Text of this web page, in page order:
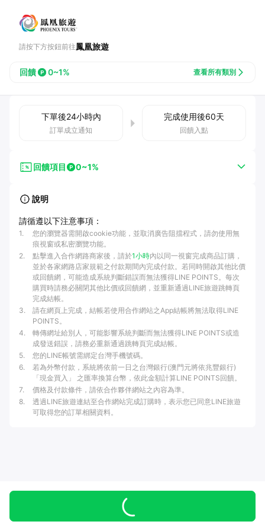
請按下方按鈕前往鳳凰旅遊
回饋 0~1% 查看所有類別
下單後24小時內
訂單成立通知
完成使用後60天
回饋入點
回饋項目 0~1%
說明
請循遵以下注意事項：
1.
您的瀏覽器需開啟cookie功能，並取消廣告阻擋程式，請勿使用無
痕視窗或私密瀏覽功能。
2. 點擊進入合作網路商家後，請於1小時內以同一視窗完成商品訂購，
並於各家網路店家規範之付款期間內完成付款。若同時開啟其他比價
或回饋網，可能造成系統判斷錯誤而無法獲得LINE POINTS。每次
購買時請務必關閉其他比價或回饋網，並重新通過LINE旅遊跳轉頁
完成結帳。
3.
請在網頁上完成，結帳若使用合作網站之App結帳將無法取得LINE
POINTS。
4.
轉傳網址給別人，可能影響系統判斷而無法獲得LINE POINTS或造
成發送錯誤，請務必重新通過跳轉頁完成結帳。
5.
您的LINE帳號需綁定台灣手機號碼。
6.
若為外幣付款，系統將依前一日之台灣銀行(澳門元將依兆豐銀行)
「現金買入」 之匯率換算台幣，依此金額計算LINE POINTS回饋。
7.
價格及付款條件，請依合作夥伴網站之內容為準。
8.
透過LINE旅遊連結至合作網站完成訂購時，表示您已同意LINE旅遊
可取得您的訂單相關資料。